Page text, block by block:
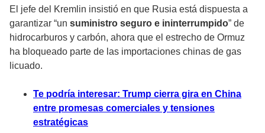
El jefe del Kremlin insistió en que Rusia está dispuesta a
garantizar “un suministro seguro e ininterrumpido” de
hidrocarburos y carbón, ahora que el estrecho de Ormuz
ha bloqueado parte de las importaciones chinas de gas
licuado.
Te podría interesar: Trump cierra gira en China
entre promesas comerciales y tensiones
estratégicas